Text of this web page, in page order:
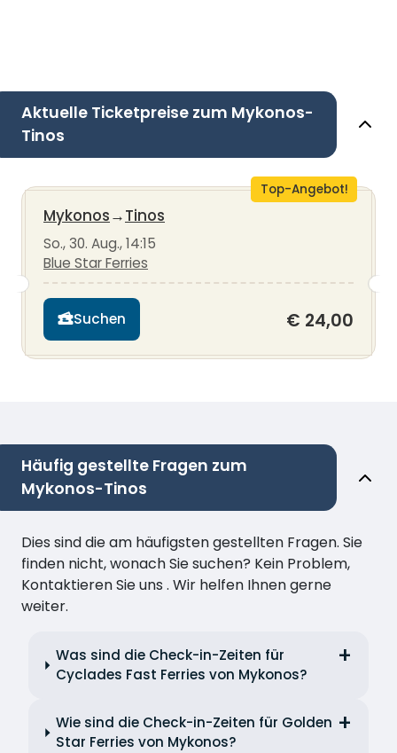
Aktuelle Ticketpreise zum Mykonos-
Tinos
Top-Angebot!
Mykonos→Tinos
So., 30. Aug., 14:15
Blue Star Ferries
Suchen € 24,00
Häufig gestellte Fragen zum
Mykonos-Tinos
Dies sind die am häufigsten gestellten Fragen. Sie
finden nicht, wonach Sie suchen? Kein Problem,
Kontaktieren Sie uns . Wir helfen Ihnen gerne
weiter.
Was sind die Check-in-Zeiten für
Cyclades Fast Ferries von Mykonos?
Wie sind die Check-in-Zeiten für Golden
Star Ferries von Mykonos?